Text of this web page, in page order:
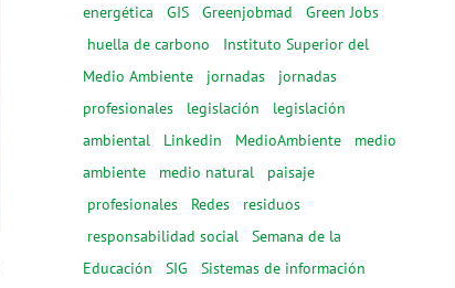
energética
GIS Greenjobmad
Green Jobs
huella de carbono
Instituto Superior del
Medio Ambiente
jornadas
jornadas
profesionales
legislación
legislación
ambiental
Linkedin MedioAmbiente
medio
ambiente
medio natural
paisaje
profesionales
Redes
residuos
responsabilidad social
Semana de la
Educación
SIG
Sistemas de información